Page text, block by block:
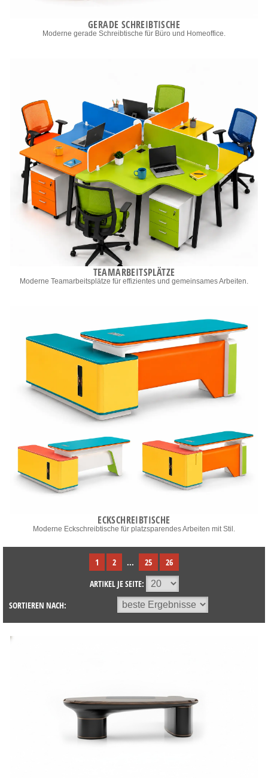
GERADE SCHREIBTISCHE
Moderne gerade Schreibtische für Büro und Homeoffice.
TEAMARBEITSPLÄTZE
Moderne Teamarbeitsplätze für effizientes und gemeinsames Arbeiten.
ECKSCHREIBTISCHE
Moderne Eckschreibtische für platzsparendes Arbeiten mit Stil.
1 2 ... 25
26
ARTIKEL JE SEITE:
SORTIEREN NACH: